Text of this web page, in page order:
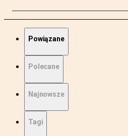
Powiązane
Polecane
Najnowsze
Tagi